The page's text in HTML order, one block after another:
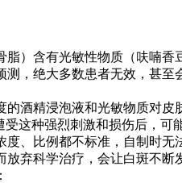
含有光敏性物质（呋喃香
，绝大多数患者无效，甚至
精浸泡液和光敏物质对皮
种强烈刺激和损伤后，可
比例都不标准，自制时无
科学治疗，会让白斑不断